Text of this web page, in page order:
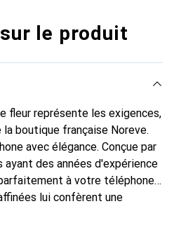
le produit
fleur représente les exigences,
boutique française Noreve.
avec élégance. Conçue par
des années d'expérience
à votre téléphone.
lui confèrent une
La marque Noreve